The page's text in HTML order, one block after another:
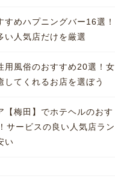
すめハプニングバー16選！
い人気店だけを厳選
用風俗のおすすめ20選！女
してくれるお店を選ぼう
【梅田】でホテヘルのおす
サービスの良い人気店ラン
い